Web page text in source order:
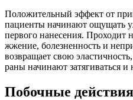
Положительный эффект от
пациенты начинают ощущать
первого нанесения. Проходит
жжение, болезненность и
возвращает свою
раны начинают затягиваться и
Побочные действия